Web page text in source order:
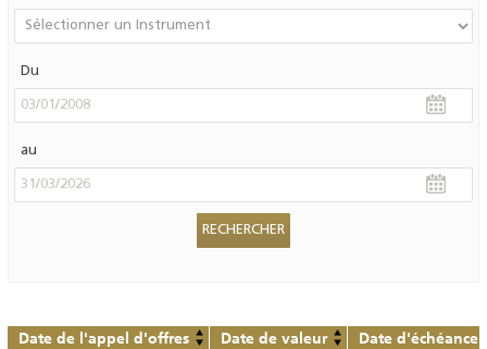
Du
au
Date de l'appel d'offres Date de valeur Date d'échéance